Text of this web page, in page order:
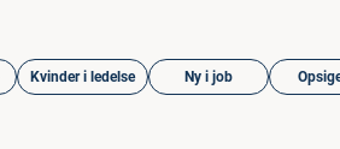
Kvinder i ledelse Ny i job